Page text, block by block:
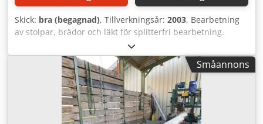
Skick: bra (begagnad), Tillverkningsår: 2003, Bearbetning
av stolpar, brädor och läkt för splitterfri bearbetning.
Dksdpfx Asgmt Erob Eor Med magasin som arbetar
självständigt. Två frässpindlar rör sig automatiskt från
utsidan mot mitten för att undvika flisning.
Småannons